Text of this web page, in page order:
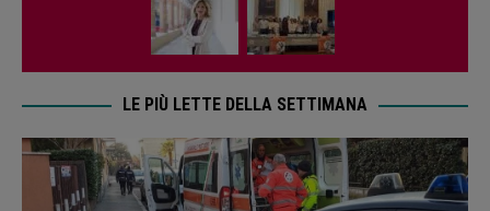
LE PIÙ LETTE DELLA SETTIMANA